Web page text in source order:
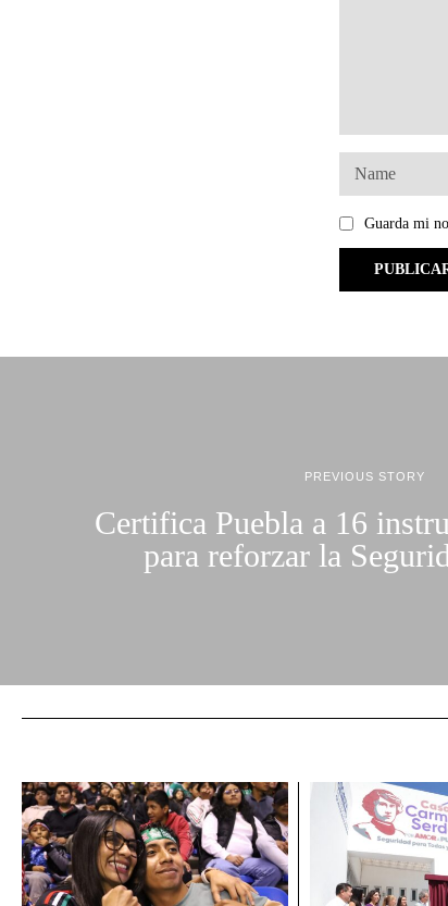
Guarda mi
PREVIOUS STORY
Certifica Puebla a 16
para reforzar la